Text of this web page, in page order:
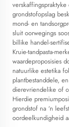
grondstofopslag
mond- en
sluit oorwegings
billike handel-
Kruie-tandpasta-
waardeproposisies
natuurlike estetika
plantbestanddele,
dierevriendelike of
Hierdie
grondstof na ‘n
oordeelkundigheid